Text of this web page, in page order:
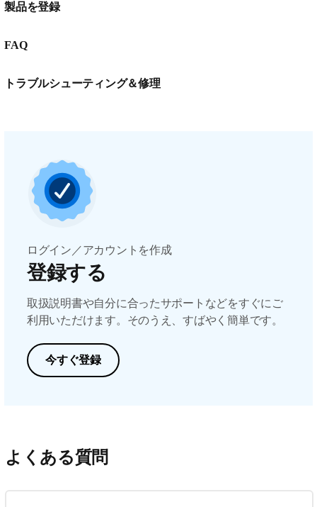
製品を登録
FAQ
トラブルシューティング＆修理
ログイン／アカウントを作成
登録する
取扱説明書や自分に合ったサポートなどをすぐにご
利用いただけます。そのうえ、すばやく簡単です。
今すぐ登録
よくある質問